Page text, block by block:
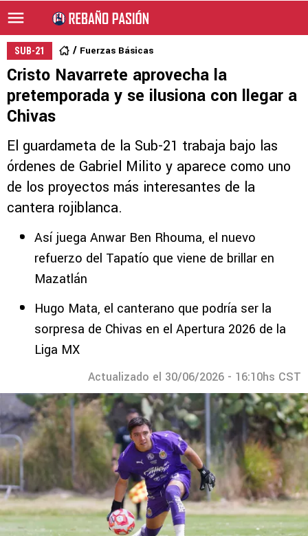
SUB-21 Fuerzas Básicas
Cristo Navarrete aprovecha la
pretemporada y se ilusiona con llegar a
Chivas
El guardameta de la Sub-21 trabaja bajo las
órdenes de Gabriel Milito y aparece como uno
de los proyectos más interesantes de la
cantera rojiblanca.
Así juega Anwar Ben Rhouma, el nuevo
refuerzo del Tapatío que viene de brillar en
Mazatlán
Hugo Mata, el canterano que podría ser la
sorpresa de Chivas en el Apertura 2026 de la
Liga MX
Actualizado el 30/06/2026 - 16:10hs CST